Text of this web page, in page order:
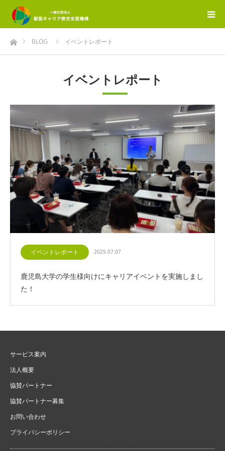
ホームBLOG イベントレポート
イベントレポート
イベントレポート 2025.07.07
鹿児島大学の学生様向けにキャリアイベントを実施しまし
た！
サービス案内
法人概要
協賛パートナー
協賛パートナー募集
お問い合わせ
プライバシーポリシー